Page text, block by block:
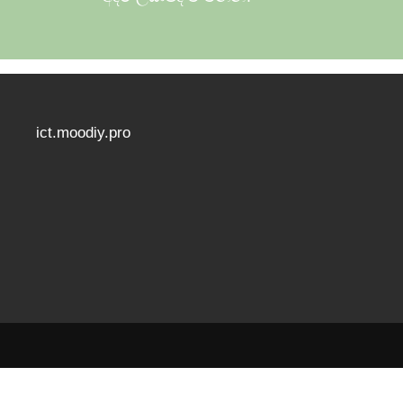
ict.moodiy.pro